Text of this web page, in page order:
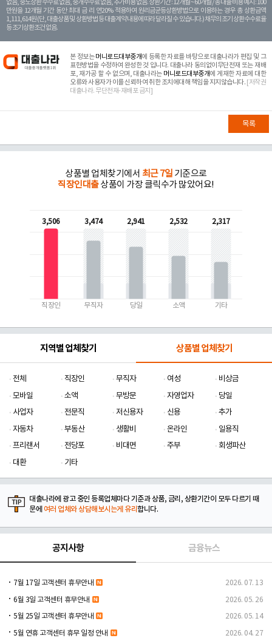
없음, 중도상환 수수료 없음, 중개수수료 없음, 추가비용 없음. 상환기간 : 12개월 ~ 60개월 / 총 대출 비용 예시 : 100
만원을 12개월 기간 동안 최대 금 리 연20% 적용하여 원리금균등상환방법으로 이용하는 경우 총 상환금액
1,111,614원 (단, 대출상품 및 상환방법 등 대출계약 내용에 따라 달라질 수 있습니다.) 채무의 조기 상환수수료율
등 조기상환조건 없음.
본 정보는머니로드대부중개에 등록한 자료를 바탕으로 대출나라가 편집 및 그
표현방법을 수정하여 완성한 것 입니다. 대출나라 동의없이무단전재 또는 재배
포, 재가공 할 수 없으며, 대출나라는 머니로드대부중개에 게재한 자료에 대한
오류와 사용자가 이를 신뢰하여 취한 조치에대해 책임을 지지않습니다. [저작권
대출나라. 무단전재-재배포 금지]
목록
상품별 업체찾기에서 최근 7일 기준으로
직장인대출상품이 가장 클릭수가 많았어요!
3,506
직장인
3,474
무직자
2,941
당일
2,532
소액
2,317
기타
지역별 업체찾기 상품별 업체찾기
전체 직장인 무직자 여성
비상금
모바일
소액 무방문 자영업자
당일
사업자
전문직 저신용자 신용
추가
자동차
부동산 생활비 온라인
일용직
프리랜서
전당포 비대면 주부
회생파산
대환
기타
대출나라에 광고 중인 등록업체마다 기준과 상품, 금리, 상환기간이 모두 다르기 때
문에 여러 업체와 상담해보시는게 유리합니다.
공지사항 금융뉴스
7월 17일 고객센터 휴무안내 2026. 07. 13
6월 3일 고객센터 휴무안내 2026. 05. 26
5월 25일 고객센터 휴무안내 2026. 05. 14
5월 연휴 고객센터 휴무 일정 안내 2026. 04. 27